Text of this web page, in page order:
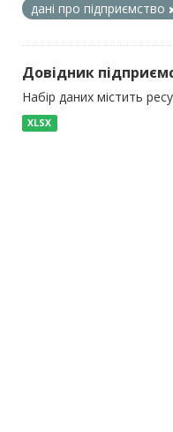
дані про підприємство
Довідник
Набір даних містить
XLSX